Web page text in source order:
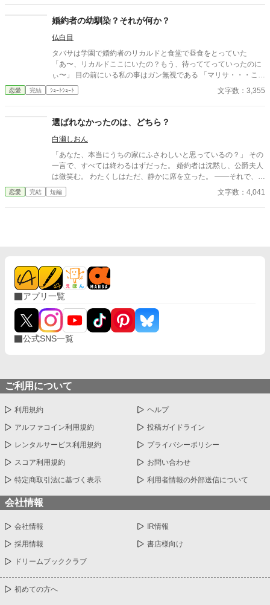
婚約者の幼馴染？それが何か？
仏白目
タバサは学園で婚約者のリカルドと食堂で昼食をとっていた
「あ〜、リカルドここにいたの？もう、待っててっていったのに
ぃ〜」 目の前にいる私の事はガン無視である 「マリサ・・・これ
からはタバサと昼食は一緒にとるから、君は遠慮してくれない
か？」 リカルドにそう言われたマリサは 「酷いわ！リカルド！私
ていた？今聞き捨てならない言葉が・・・ 「マリサ！誤解を招く
ような言い方はやめてくれ！僕たちは幼馴染ってだけだろう？」
「そんな！リカルド酷い！」 マリサはテーブルに突っ伏してワア
ワア泣き出した、およそ貴族令嬢とは思えない姿を晒している
この騒ぎ自体 とんだ恥晒しだわ タバサは席を立ち 冷めた目で
リカルドを見ると、「この事は父に相談します、お先に失礼しま
バサは席を立った
恋愛 完結 ｼｮｰﾄｼｮｰﾄ 文字数：3,355
選ばれなかったのは、どちら？
白瀬しおん
「あなた、本当にうちの家にふさわしいと思っているの？」 その
一言で、すべては終わるはずだった。 婚約者は沈黙し、公爵夫人
は微笑む。 わたくしはただ、静かに席を立った。 ――それで、終
わりのはずだったのに。 届いた一通の封書。 王城からの照会。
そして、夜会に現れた“迎え”。 その日、選ばれたのは――どちら
恋愛 完結 短編 文字数：4,041
アプリ一覧
公式SNS一覧
ご利用について
利用規約 ヘルプ
アルファコイン利用規約 投稿ガイドライン
レンタルサービス利用規約 プライバシーポリシー
スコア利用規約 お問い合わせ
特定商取引法に基づく表示 利用者情報の外部送信について
会社情報
会社情報 IR情報
採用情報 書店様向け
ドリームブッククラブ
初めての方へ